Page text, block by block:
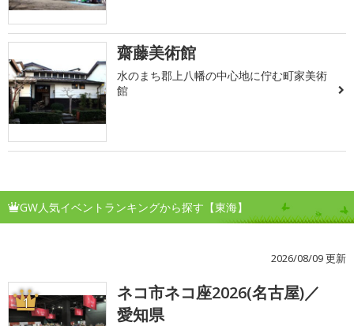
齋藤美術館
水のまち郡上八幡の中心地に佇む町家美術
館
GW人気イベントランキングから探す【東海】
2026/08/09 更新
1
ネコ市ネコ座2026(名古屋)／
愛知県